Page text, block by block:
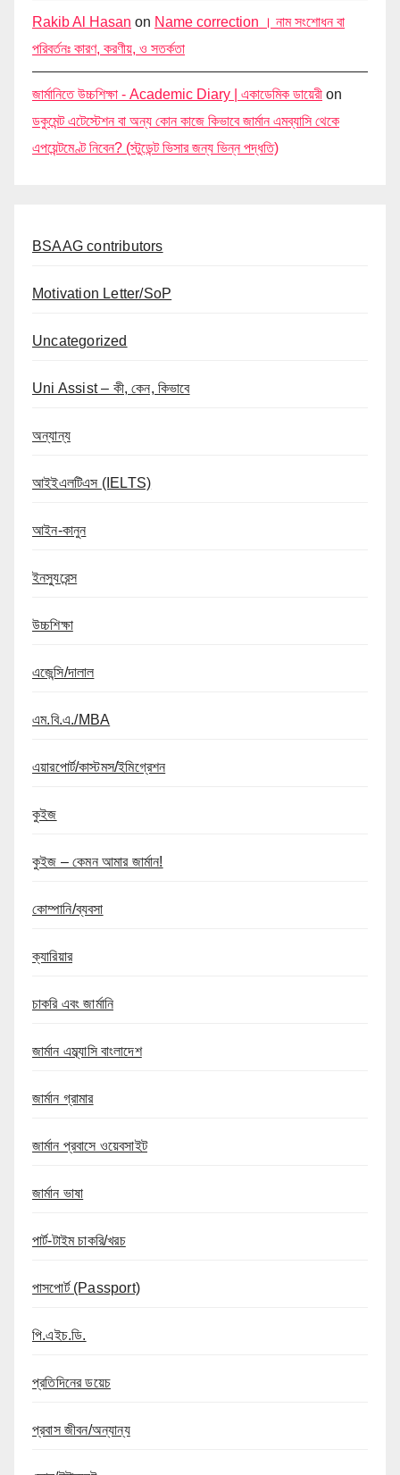
Rakib Al Hasan on Name correction । নাম সংশোধন বা
পরিবর্তনঃ কারণ, করণীয়, ও সতর্কতা
জার্মানিতে উচ্চশিক্ষা - Academic Diary | একাডেমিক ডায়েরী on
ডকুমেন্ট এটেস্টেশন বা অন্য কোন কাজে কিভাবে জার্মান এমব্যাসি থেকে
এপয়েন্টমেণ্ট নিবেন? (স্টুডেন্ট ভিসার জন্য ভিন্ন পদ্ধতি)
BSAAG contributors
Motivation Letter/SoP
Uncategorized
Uni Assist – কী, কেন, কিভাবে
অন্যান্য
আইইএলটিএস (IELTS)
আইন-কানুন
ইনস্যুরেন্স
উচ্চশিক্ষা
এজেন্সি/দালাল
এম.বি.এ./MBA
এয়ারপোর্ট/কাস্টমস/ইমিগ্রেশন
কুইজ
কুইজ – কেমন আমার জার্মান!
কোম্পানি/ব্যবসা
ক্যারিয়ার
চাকরি এবং জার্মানি
জার্মান এম্ব্যাসি বাংলাদেশ
জার্মান গ্রামার
জার্মান প্রবাসে ওয়েবসাইট
জার্মান ভাষা
পার্ট-টাইম চাকরি/খরচ
পাসপোর্ট (Passport)
পি.এইচ.ডি.
প্রতিদিনের ডয়েচ
প্রবাস জীবন/অন্যান্য